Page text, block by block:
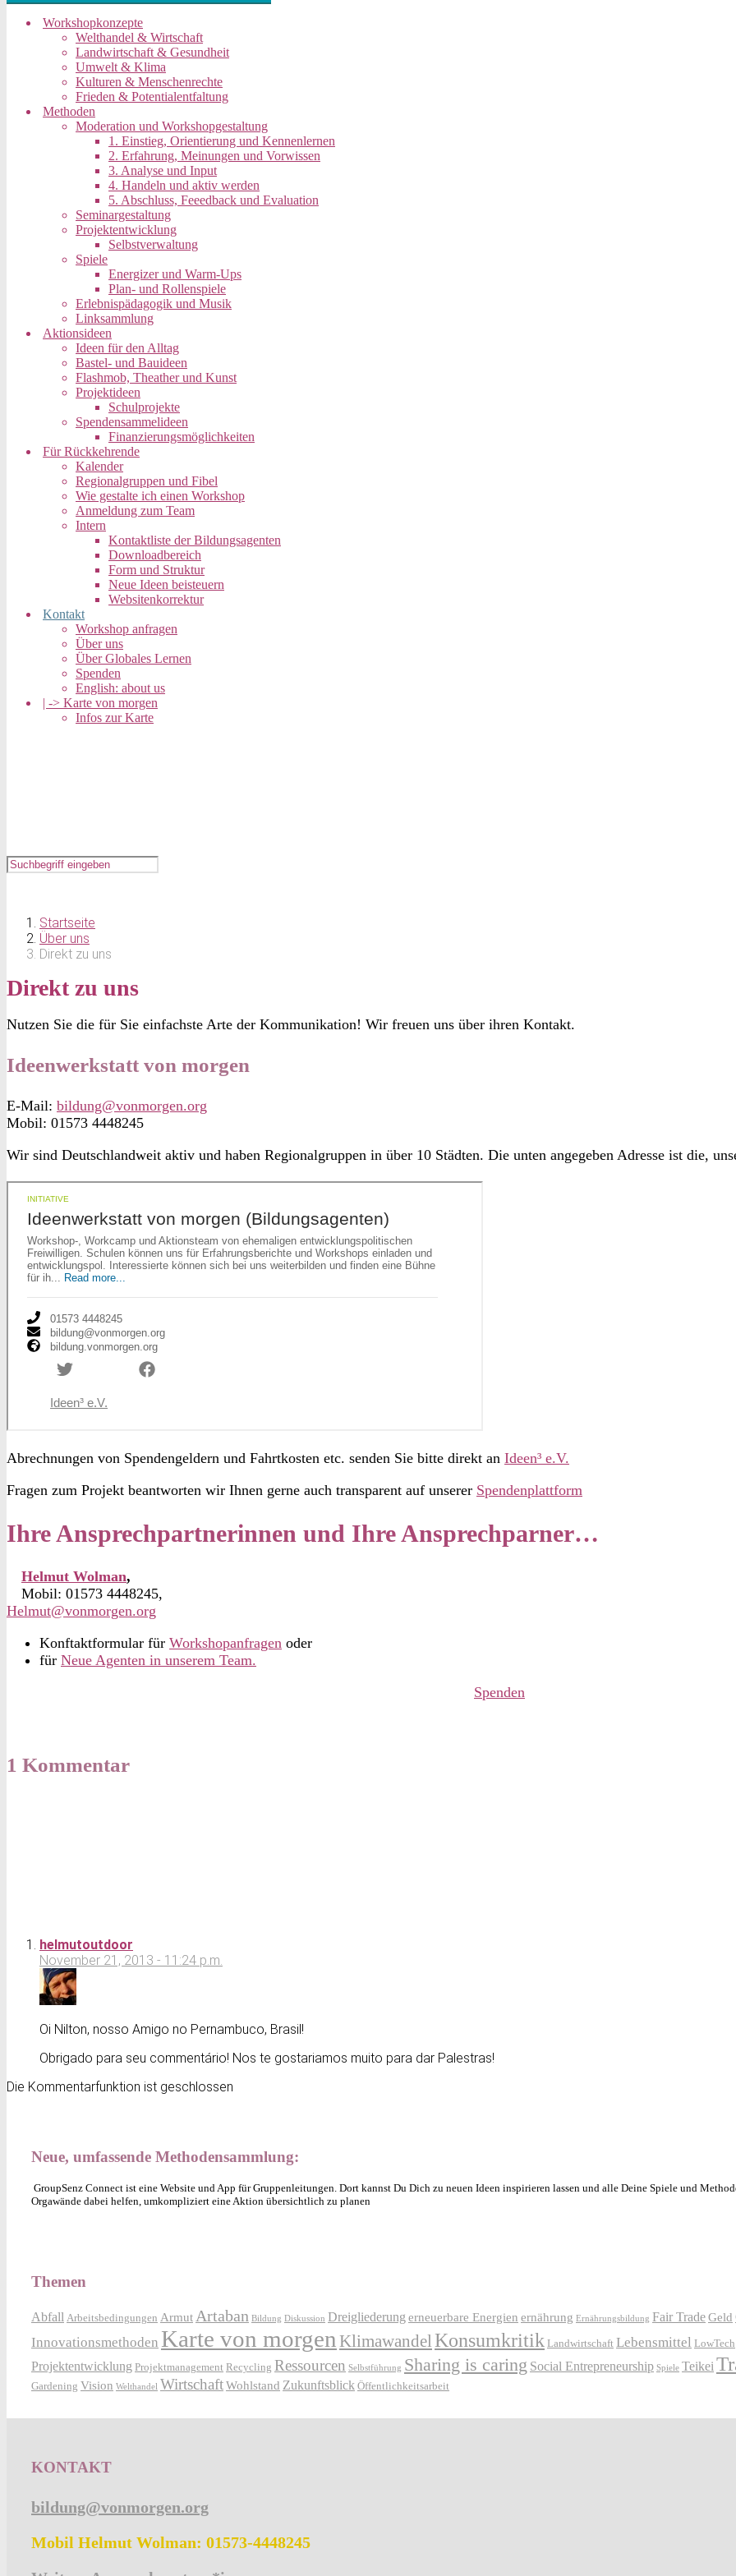
Workshopkonzepte
Welthandel & Wirtschaft
Landwirtschaft & Gesundheit
Umwelt & Klima
Kulturen & Menschenrechte
Frieden & Potentialentfaltung
Methoden
Moderation und Workshopgestaltung
1. Einstieg, Orientierung und Kennenlernen
2. Erfahrung, Meinungen und Vorwissen
3. Analyse und Input
4. Handeln und aktiv werden
5. Abschluss, Feeedback und Evaluation
Seminargestaltung
Projektentwicklung
Selbstverwaltung
Spiele
Energizer und Warm-Ups
Plan- und Rollenspiele
Erlebnispädagogik und Musik
Linksammlung
Aktionsideen
Ideen für den Alltag
Bastel- und Bauideen
Flashmob, Theather und Kunst
Projektideen
Schulprojekte
Spendensammelideen
Finanzierungsmöglichkeiten
Für Rückkehrende
Kalender
Regionalgruppen und Fibel
Wie gestalte ich einen Workshop
Anmeldung zum Team
Intern
Kontaktliste der Bildungsagenten
Downloadbereich
Form und Struktur
Neue Ideen beisteuern
Websitenkorrektur
Kontakt
Workshop anfragen
Über uns
Über Globales Lernen
Spenden
English: about us
| -> Karte von morgen
Infos zur Karte
Startseite
Über uns
Direkt zu uns
Direkt zu uns
Nutzen Sie die für Sie einfachste Arte der Kommunikation! Wir freuen uns über ihren Kontakt.
Ideenwerkstatt von morgen
E-Mail: bildung@vonmorgen.org
Mobil: 01573 4448245
Wir sind Deutschlandweit aktiv und haben Regionalgruppen in über 10 Städten. Die unten angegeben Adresse ist die,
Abrechnungen von Spendengeldern und Fahrtkosten etc. senden Sie bitte direkt an Ideen³ e.V.
Fragen zum Projekt beantworten wir Ihnen gerne auch transparent auf unserer Spendenplattform
Ihre Ansprechpartnerinnen und Ihre Ansprechparner…
Helmut Wolman,
Mobil: 01573 4448245,
Helmut@vonmorgen.org
Konftaktformular für Workshopanfragen oder
für Neue Agenten in unserem Team.
Spenden
1 Kommentar
helmutoutdoor
November 21, 2013 - 11:24 p.m.
Oi Nilton, nosso Amigo no Pernambuco, Brasil!
Obrigado para seu commentário! Nos te gostariamos muito para dar Palestras!
Die Kommentarfunktion ist geschlossen
Neue, umfassende Methodensammlung:
GroupSenz Connect ist eine Website und App für Gruppenleitungen. Dort kannst Du Dich zu neuen Ideen inspirieren lassen und alle Deine Spiele und
Orgawände dabei helfen, umkompliziert eine Aktion übersichtlich zu planen
Themen
Abfall Arbeitsbedingungen Armut Artaban Bildung Diskussion Dreigliederung erneuerbare Energien ernährung Ernährungsbildung Fair TradeGeld
Innovationsmethoden Karte von morgen Klimawandel Konsumkritik Landwirtschaft Lebensmittel LowTech
Projektentwicklung Projektmanagement Recycling Ressourcen Selbstführung Sharing is caring Social Entrepreneurship Spiele Teikei
Gardening Vision Welthandel WirtschaftWohlstand Zukunftsblick Öffentlichkeitsarbeit
KONTAKT
bildung@vonmorgen.org
Mobil Helmut Wolman: 01573-4448245